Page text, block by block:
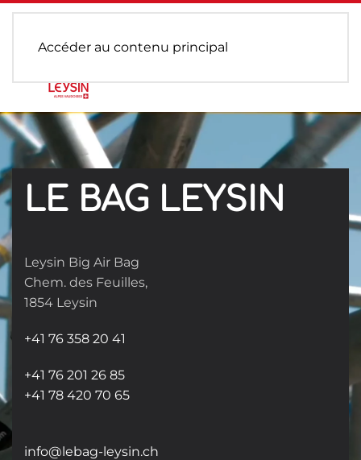
Accéder au contenu principal
LE BAG LEYSIN
Leysin Big Air Bag
Chem. des Feuilles,
1854 Leysin
+41 76 358 20 41
+41 76 201 26 85
+41 78 420 70 65
info@lebag-leysin.ch